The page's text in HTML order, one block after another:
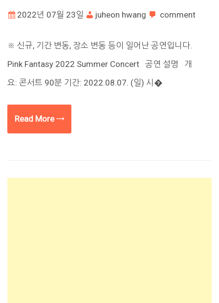
2022년 07월 23일 juheon hwang comment
※ 신규, 기간 변동, 장소 변동 등이 일어난 공연입니다.
Pink Fantasy 2022 Summer Concert 공연 설명 개
요: 콘서트 90분 기간: 2022.08.07. (일) 시�
Read More →